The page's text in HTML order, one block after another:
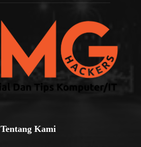
Tentang Kami